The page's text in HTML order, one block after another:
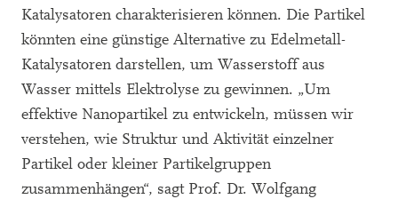
Katalysatoren charakterisieren können. Die Partikel
könnten eine günstige Alternative zu Edelmetall-
Katalysatoren darstellen, um Wasserstoff aus
Wasser mittels Elektrolyse zu gewinnen. „Um
effektive Nanopartikel zu entwickeln, müssen wir
verstehen, wie Struktur und Aktivität einzelner
Partikel oder kleiner Partikelgruppen
zusammenhängen“, sagt Prof. Dr. Wolfgang